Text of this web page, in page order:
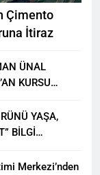
Çimento
İtiraz
ÜNAL
KURSU
YAŞA,
BİLGİ
Merkezi’nden